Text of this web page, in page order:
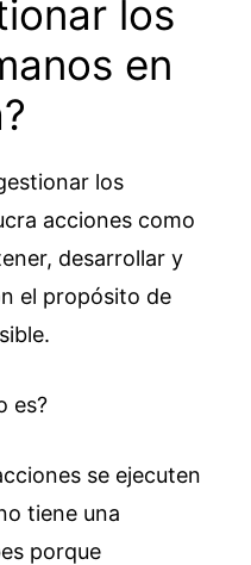
los
en
los
acciones como
desarrollar y
el propósito de
es?
se ejecuten
tiene una
porque